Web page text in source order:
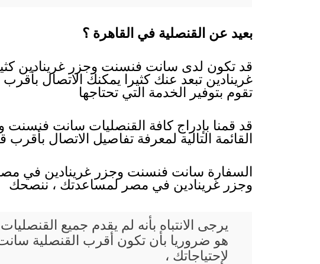
بعيد عن القنصلية في القاهرة ؟
قد تكون لدى سانت فنسنت وجزر غرينادين
غرينادين تبعد عنك كثيرا يمكنك الاتصال
تقوم بتوفير الخدمة التي تحتاجها
قد قمنا بإدراج كافة القنصليات سانت
القائمة التالية لمعرفة تفاصيل الاتصال
السفارة سانت فنسنت وجزر غرينادين في
وجزر غرينادين في مصر لمساعدتك ، ننصحك
يرجى الانتباه بأنه لم يقدم جميع
هو ضروريا بأن تكون أقرب القنصلية
لإحتياجاتك ،